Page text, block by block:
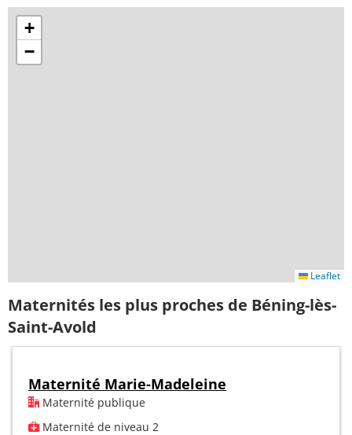
+
−
Leaflet
Maternités les plus proches de Béning-lès-
Saint-Avold
Maternité Marie-Madeleine
Maternité publique
Maternité de niveau 2